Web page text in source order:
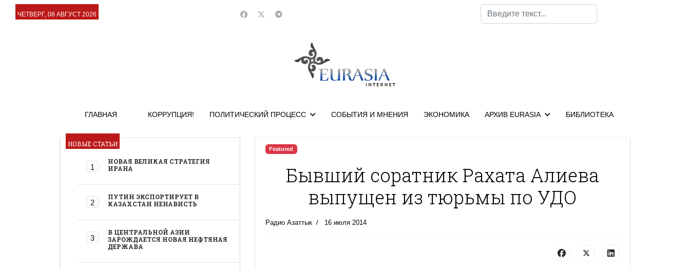
ЧЕТВЕРГ, 08 АВГУСТ 2026
Поиск
ГЛАВНАЯ КОРРУПЦИЯ! ПОЛИТИЧЕСКИЙ ПРОЦЕСС СОБЫТИЯ И МНЕНИЯ ЭКОНОМИКА АРХИВ EURASIA БИБЛИОТЕКА
НОВЫЕ СТАТЬИ
НОВАЯ ВЕЛИКАЯ СТРАТЕГИЯ
ИРАНА
ПУТИН ЭКСПОРТИРУЕТ В
КАЗАХСТАН НЕНАВИСТЬ
В ЦЕНТРАЛЬНОЙ АЗИИ
ЗАРОЖДАЕТСЯ НОВАЯ НЕФТЯНАЯ
ДЕРЖАВА
Featured
Бывший соратник Рахата Алиева
выпущен из тюрьмы по УДО
Радио Азаттык 16 июля 2014